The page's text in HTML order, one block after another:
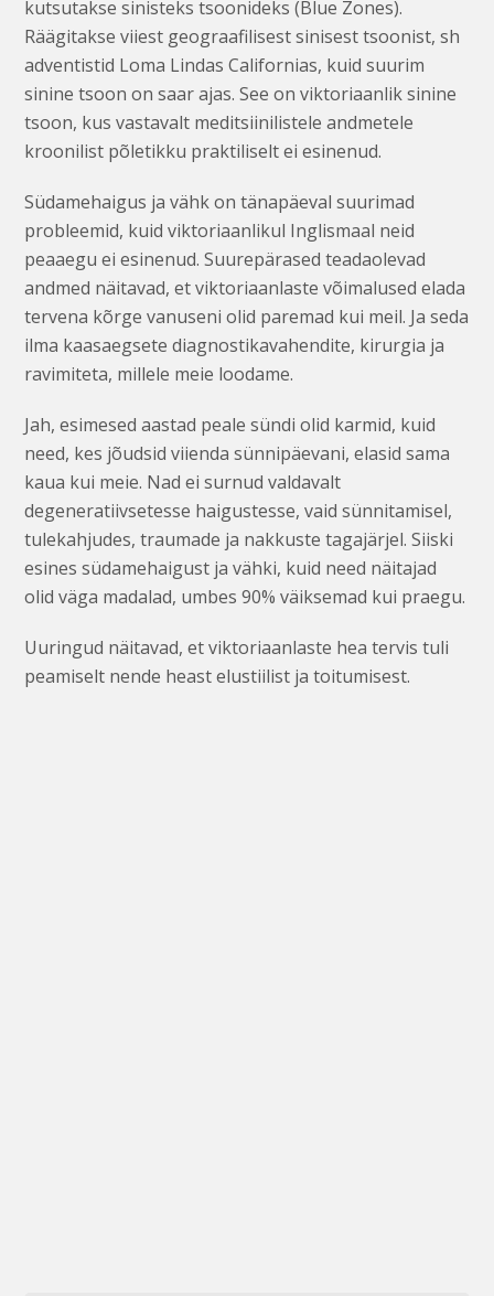
kutsutakse sinisteks tsoonideks (Blue Zones).
Räägitakse viiest geograafilisest sinisest tsoonist, sh
adventistid Loma Lindas Californias, kuid suurim
sinine tsoon on saar ajas. See on viktoriaanlik sinine
tsoon, kus vastavalt meditsiinilistele andmetele
kroonilist põletikku praktiliselt ei esinenud.
Südamehaigus ja vähk on tänapäeval suurimad
probleemid, kuid viktoriaanlikul Inglismaal neid
peaaegu ei esinenud. Suurepärased teadaolevad
andmed näitavad, et viktoriaanlaste võimalused elada
tervena kõrge vanuseni olid paremad kui meil. Ja seda
ilma kaasaegsete diagnostikavahendite, kirurgia ja
ravimiteta, millele meie loodame.
Jah, esimesed aastad peale sündi olid karmid, kuid
need, kes jõudsid viienda sünnipäevani, elasid sama
kaua kui meie. Nad ei surnud valdavalt
degeneratiivsetesse haigustesse, vaid sünnitamisel,
tulekahjudes, traumade ja nakkuste tagajärjel. Siiski
esines südamehaigust ja vähki, kuid need näitajad
olid väga madalad, umbes 90% väiksemad kui praegu.
Uuringud näitavad, et viktoriaanlaste hea tervis tuli
peamiselt nende heast elustiilist ja toitumisest.